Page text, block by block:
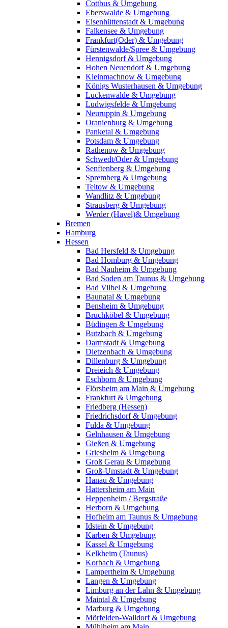
Cottbus & Umgebung
Eberswalde & Umgebung
Eisenhüttenstadt & Umgebung
Falkensee & Umgebung
Frankfurt(Oder) & Umgebung
Fürstenwalde/Spree & Umgebung
Hennigsdorf & Umgebung
Hohen Neuendorf & Umgebung
Kleinmachnow & Umgebung
Königs Wusterhausen & Umgebung
Luckenwalde & Umgebung
Ludwigsfelde & Umgebung
Neuruppin & Umgebung
Oranienburg & Umgebung
Panketal & Umgebung
Potsdam & Umgebung
Rathenow & Umgebung
Schwedt/Oder & Umgebung
Senftenberg & Umgebung
Spremberg & Umgebung
Teltow & Umgebung
Wandlitz & Umgebung
Strausberg & Umgebung
Werder (Havel)& Umgebung
Bremen
Hamburg
Hessen
Bad Hersfeld & Umgebung
Bad Homburg & Umgebung
Bad Nauheim & Umgebung
Bad Soden am Taunus & Umgebung
Bad Vilbel & Umgebung
Baunatal & Umgebung
Bensheim & Umgebung
Bruchköbel & Umgebung
Büdingen & Umgebung
Butzbach & Umgebung
Darmstadt & Umgebung
Dietzenbach & Umgebung
Dillenburg & Umgebung
Dreieich & Umgebung
Eschborn & Umgebung
Flörsheim am Main & Umgebung
Frankfurt & Umgebung
Friedberg (Hessen)
Friedrichsdorf & Umgebung
Fulda & Umgebung
Gelnhausen & Umgebung
Gießen & Umgebung
Griesheim & Umgebung
Groß Gerau & Umgebung
Groß-Umstadt & Umgebung
Hanau & Umgebung
Hattersheim am Main
Heppenheim / Bergstraße
Herborn & Umgebung
Hofheim am Taunus & Umgebung
Idstein & Umgebung
Karben & Umgebung
Kassel & Umgebung
Kelkheim (Taunus)
Korbach & Umgebung
Lampertheim & Umgebung
Langen & Umgebung
Limburg an der Lahn & Umgebung
Maintal & Umgebung
Marburg & Umgebung
Mörfelden-Walldorf & Umgebung